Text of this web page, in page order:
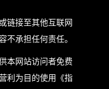
链接至其他互联网
不承担任何责任。
本网站访问者免费
利为目的使用《指